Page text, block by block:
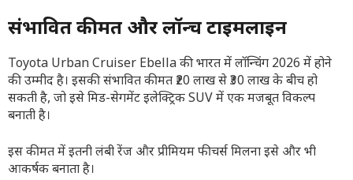
संभावित कीमत और लॉन्च टाइमलाइन
Toyota Urban Cruiser Ebella की भारत में लॉन्चिंग 2026 में होने
की उम्मीद है। इसकी संभावित कीमत ₹20 लाख से ₹30 लाख के बीच हो
सकती है, जो इसे मिड-सेगमेंट इलेक्ट्रिक SUV में एक मजबूत विकल्प
बनाती है।
इस कीमत में इतनी लंबी रेंज और प्रीमियम फीचर्स मिलना इसे और भी
आकर्षक बनाता है।